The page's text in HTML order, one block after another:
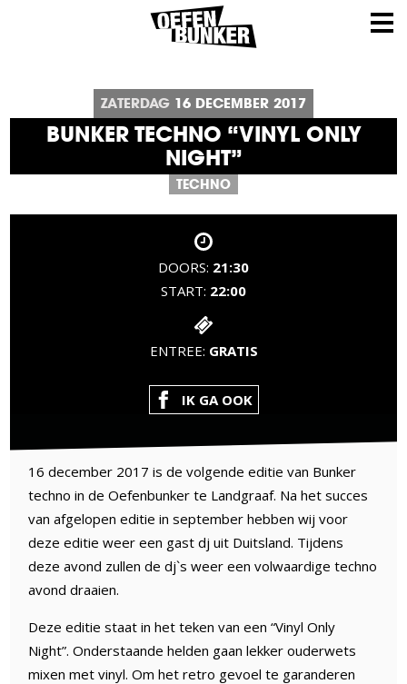
ZATERDAG 16 DECEMBER 2017
BUNKER TECHNO “VINYL ONLY
NIGHT”
TECHNO
DOORS: 21:30
START: 22:00
ENTREE: GRATIS
IK GA OOK
16 december 2017 is de volgende editie van Bunker
techno in de Oefenbunker te Landgraaf. Na het succes
van afgelopen editie in september hebben wij voor
deze editie weer een gast dj uit Duitsland. Tijdens
deze avond zullen de dj`s weer een volwaardige techno
avond draaien.
Deze editie staat in het teken van een “Vinyl Only
Night”. Onderstaande helden gaan lekker ouderwets
mixen met vinyl. Om het retro gevoel te garanderen